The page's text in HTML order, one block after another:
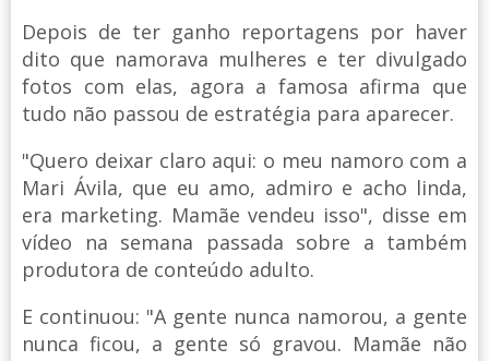
Depois de ter ganho reportagens por haver
dito que namorava mulheres e ter divulgado
fotos com elas, agora a famosa afirma que
tudo não passou de estratégia para aparecer.
"Quero deixar claro aqui: o meu namoro com a
Mari Ávila, que eu amo, admiro e acho linda,
era marketing. Mamãe vendeu isso", disse em
vídeo na semana passada sobre a também
produtora de conteúdo adulto.
E continuou: "A gente nunca namorou, a gente
nunca ficou, a gente só gravou. Mamãe não